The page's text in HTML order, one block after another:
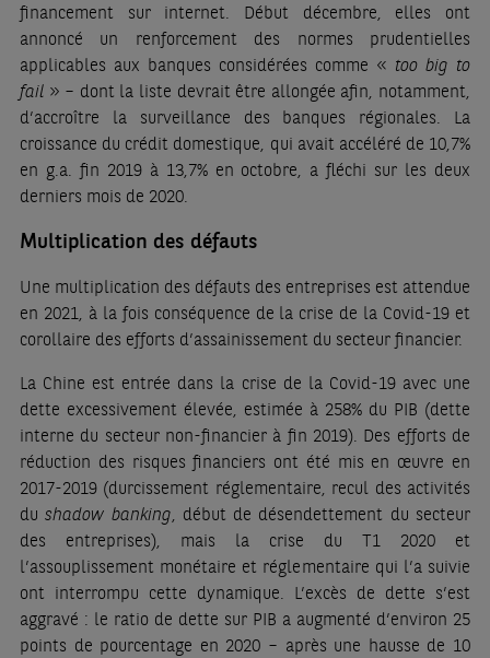
financement sur internet. Début décembre, elles ont
annoncé un renforcement des normes prudentielles
applicables aux banques considérées comme « too big to
fail» – dont la liste devrait être allongée afin, notamment,
d’accroître la surveillance des banques régionales. La
croissance du crédit domestique, qui avait accéléré de 10,7%
en g.a. fin 2019 à 13,7% en octobre, a fléchi sur les deux
derniers mois de 2020.
Multiplication des défauts
Une multiplication des défauts des entreprises est attendue
en 2021, à la fois conséquence de la crise de la Covid-19 et
corollaire des efforts d’assainissement du secteur financier.
La Chine est entrée dans la crise de la Covid-19 avec une
dette excessivement élevée, estimée à 258% du PIB (dette
interne du secteur non-financier à fin 2019). Des efforts de
réduction des risques financiers ont été mis en œuvre en
2017-2019 (durcissement réglementaire, recul des activités
dushadow banking , début de désendettement du secteur
des entreprises), mais la crise du T1 2020 et
l’assouplissement monétaire et réglementaire qui l’a suivie
ont interrompu cette dynamique. L’excès de dette s’est
aggravé : le ratio de dette sur PIB a augmenté d’environ 25
points de pourcentage en 2020 – après une hausse de 10